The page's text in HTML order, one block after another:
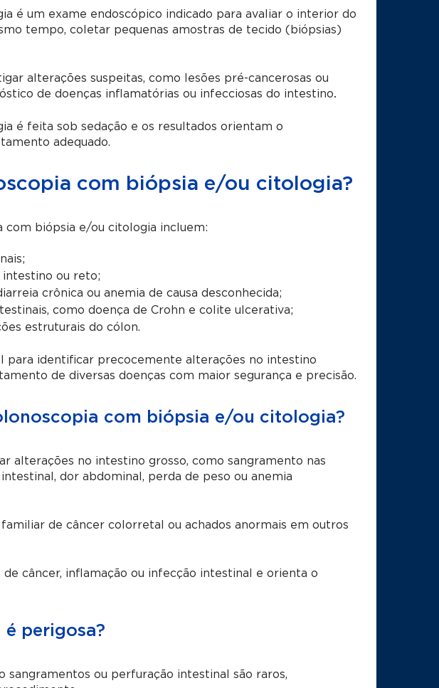
é um exame endoscópico indicado para avaliar o interior do
tempo, coletar pequenas amostras de tecido (biópsias)
alterações suspeitas, como lesões pré-cancerosas ou
de doenças inflamatórias ou infecciosas do intestino.
é feita sob sedação e os resultados orientam o
adequado.
com biópsia e/ou citologia?
com biópsia e/ou citologia incluem:
intestino ou reto;
crônica ou anemia de causa desconhecida;
como doença de Crohn e colite ulcerativa;
estruturais do cólon.
para identificar precocemente alterações no intestino
de diversas doenças com maior segurança e precisão.
com biópsia e/ou citologia?
alterações no intestino grosso, como sangramento nas
dor abdominal, perda de peso ou anemia
de câncer colorretal ou achados anormais em outros
câncer, inflamação ou infecção intestinal e orienta o
perigosa?
sangramentos ou perfuração intestinal são raros,